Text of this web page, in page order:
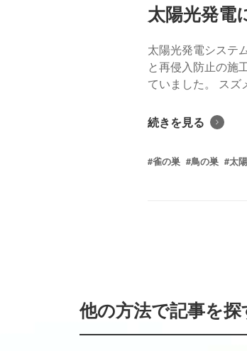
太陽光発電
太陽光発電システ
と再侵入防止の施
ていました。 スズ
続きを見る
#雀の巣 #鳥の巣 #太
他の方法で記事を探